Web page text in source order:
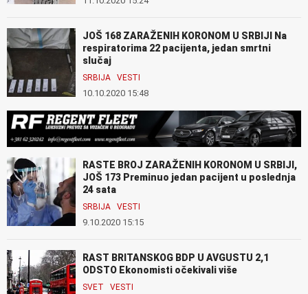
JOŠ 168 ZARAŽENIH KORONOM U SRBIJI Na
respiratorima 22 pacijenta, jedan smrtni
slučaj
SRBIJA VESTI
10.10.2020 15:48
RASTE BROJ ZARAŽENIH KORONOM U SRBIJI,
JOŠ 173 Preminuo jedan pacijent u poslednja
24 sata
SRBIJA VESTI
9.10.2020 15:15
RAST BRITANSKOG BDP U AVGUSTU 2,1
ODSTO Ekonomisti očekivali više
SVET VESTI